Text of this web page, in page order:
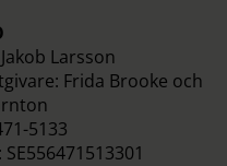
Larsson
Frida Brooke och
5133